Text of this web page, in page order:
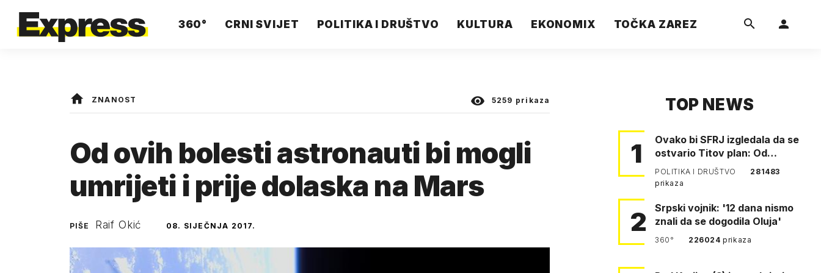
360° CRNI SVIJET POLITIKA I DRUŠTVO KULTURA EKONOMIX TOČKA ZAREZ
ZNANOST 5259 prikaza
Od ovih bolesti astronauti bi mogli
umrijeti i prije dolaska na Mars
PIŠE Raif Okić 08. SIJEČNJA 2017.
TOP NEWS
1
Ovako bi SFRJ izgledala da se
ostvario Titov plan: Od
Klagenfurta do Istanbula!
POLITIKA I DRUŠTVO
281483
prikaza
2
Srpski vojnik: '12 dana nismo
znali da se dogodila Oluja'
360° 226024prikaza